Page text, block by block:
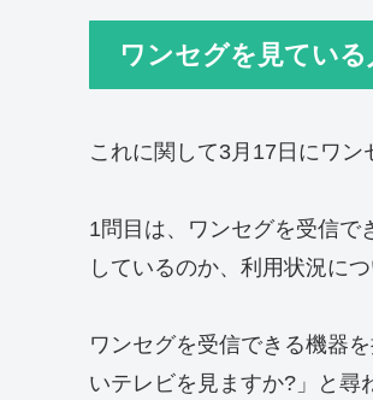
ワンセグを見ている
これに関して3月17日にワン
1問目は、ワンセグを受信で
しているのか、利用状況に
ワンセグを受信できる機器
いテレビを見ますか?」と尋